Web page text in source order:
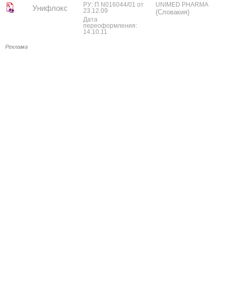
Унифлокс
РУ: П N016044/01 от
23.12.09
Дата
переоформления:
14.10.11
UNIMED PHARMA
(Словакия)
Реклама